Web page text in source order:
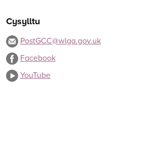
Cysylltu
PostGCC@wlga.gov.uk
Facebook
YouTube